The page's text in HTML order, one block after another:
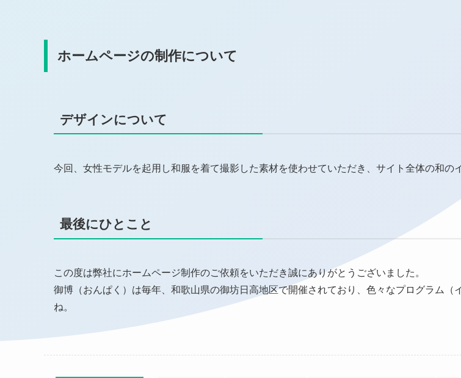
弊社が選ばれる理由
ブログ
子育てワークス
お問い合わせ
お仕事やその
専用フォーム
ホームページの制作について
デザインについて
今回、女性モデルを起用し和服を着て撮影した素材を使わせていただき、サイト全体の和の
最後にひとこと
この度は弊社にホームページ制作のご依頼をいただき誠にありがとうございました。
御博（おんぱく）は毎年、和歌山県の御坊日高地区で開催されており、色々なプログラム
ね。